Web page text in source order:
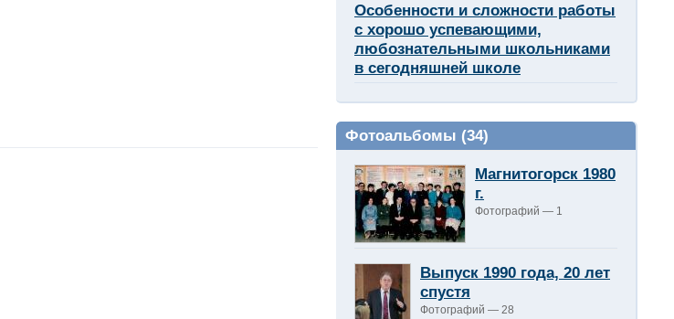
Особенности и сложности работы
с хорошо успевающими,
любознательными школьниками
в сегодняшней школе
Фотоальбомы (34)
Магнитогорск 1980
г.
Фотографий — 1
Выпуск 1990 года, 20 лет
спустя
Фотографий — 28